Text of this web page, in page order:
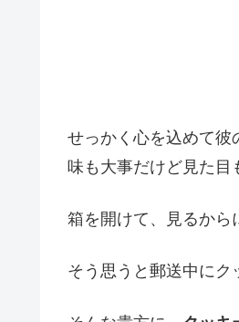
せっかく心を込めて彼
味も大事だけど見た目
箱を開けて、見るから
そう思うと郵送中にク